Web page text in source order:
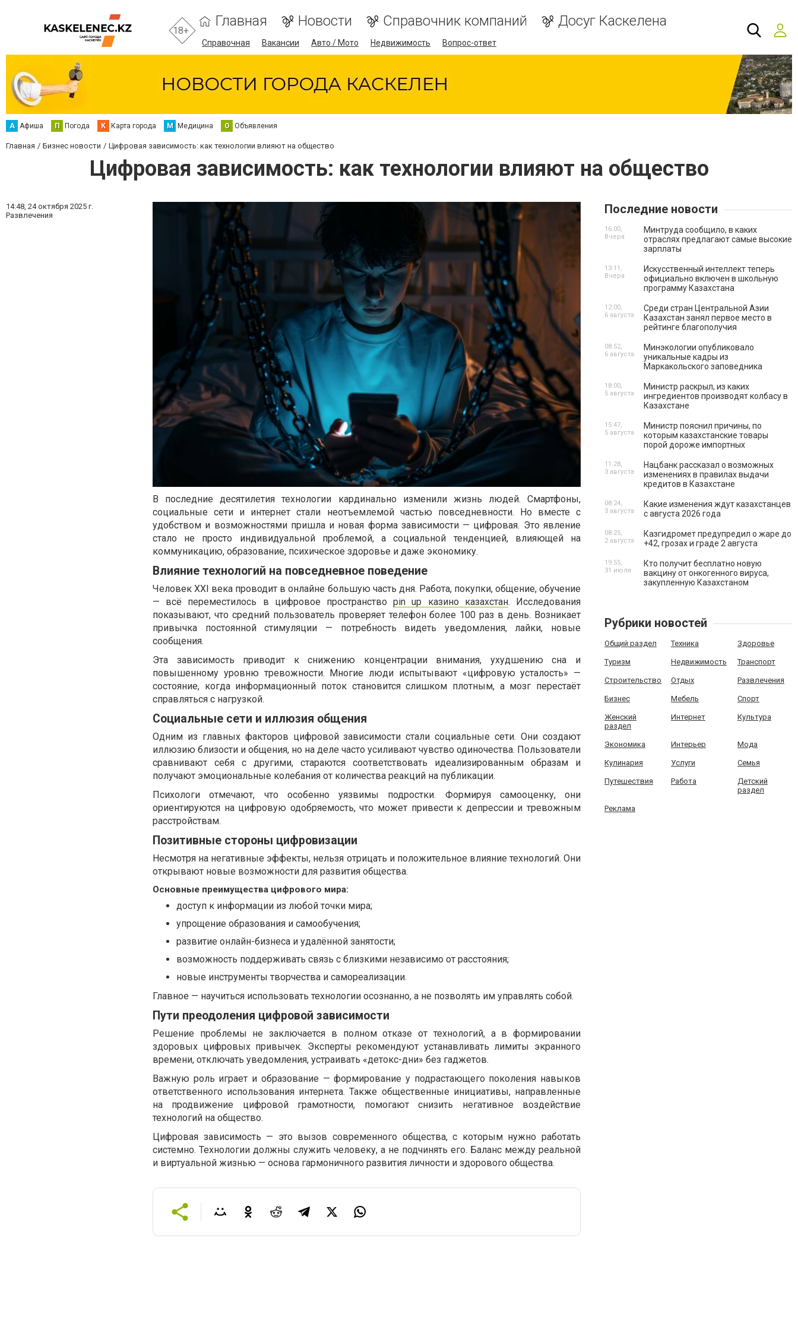
18+
Главная Новости Справочник компаний Досуг Каскелена
Справочная Вакансии Авто / Мото Недвижимость Вопрос-ответ
А Афиша П Погода К Карта города М Медицина О Объявления
Главная Бизнес новости Цифровая зависимость: как технологии влияют на общество
Цифровая зависимость: как технологии влияют на общество
14:48, 24 октября 2025 г.
Развлечения
В последние десятилетия технологии кардинально изменили жизнь людей. Смартфоны,
социальные сети и интернет стали неотъемлемой частью повседневности. Но вместе с
удобством и возможностями пришла и новая форма зависимости — цифровая. Это явление
стало не просто индивидуальной проблемой, а социальной тенденцией, влияющей на
коммуникацию, образование, психическое здоровье и даже экономику.
Влияние технологий на повседневное поведение
Человек XXI века проводит в онлайне большую часть дня. Работа, покупки, общение, обучение
— всё переместилось в цифровое пространствоpin up казино казахстан. Исследования
показывают, что средний пользователь проверяет телефон более 100 раз в день. Возникает
привычка постоянной стимуляции — потребность видеть уведомления, лайки, новые
сообщения.
Эта зависимость приводит к снижению концентрации внимания, ухудшению сна и
повышенному уровню тревожности. Многие люди испытывают «цифровую усталость» —
состояние, когда информационный поток становится слишком плотным, а мозг перестаёт
справляться с нагрузкой.
Социальные сети и иллюзия общения
Одним из главных факторов цифровой зависимости стали социальные сети. Они создают
иллюзию близости и общения, но на деле часто усиливают чувство одиночества. Пользователи
сравнивают себя с другими, стараются соответствовать идеализированным образам и
получают эмоциональные колебания от количества реакций на публикации.
Психологи отмечают, что особенно уязвимы подростки. Формируя самооценку, они
ориентируются на цифровую одобряемость, что может привести к депрессии и тревожным
расстройствам.
Позитивные стороны цифровизации
Несмотря на негативные эффекты, нельзя отрицать и положительное влияние технологий. Они
открывают новые возможности для развития общества.
Основные преимущества цифрового мира:
доступ к информации из любой точки мира;
упрощение образования и самообучения;
развитие онлайн-бизнеса и удалённой занятости;
возможность поддерживать связь с близкими независимо от расстояния;
новые инструменты творчества и самореализации.
Главное — научиться использовать технологии осознанно, а не позволять им управлять собой.
Пути преодоления цифровой зависимости
Решение проблемы не заключается в полном отказе от технологий, а в формировании
здоровых цифровых привычек. Эксперты рекомендуют устанавливать лимиты экранного
времени, отключать уведомления, устраивать «детокс-дни» без гаджетов.
Важную роль играет и образование — формирование у подрастающего поколения навыков
ответственного использования интернета. Также общественные инициативы, направленные
на продвижение цифровой грамотности, помогают снизить негативное воздействие
технологий на общество.
Цифровая зависимость — это вызов современного общества, с которым нужно работать
системно. Технологии должны служить человеку, а не подчинять его. Баланс между реальной
и виртуальной жизнью — основа гармоничного развития личности и здорового общества.
Последние новости
Минтруда сообщило, в каких
отраслях предлагают самые высокие
зарплаты
16:00,
Вчера
Искусственный интеллект теперь
официально включен в школьную
программу Казахстана
13:11,
Вчера
Среди стран Центральной Азии
Казахстан занял первое место в
рейтинге благополучия
12:00,
6 августа
Минэкологии опубликовало
уникальные кадры из
Маркакольского заповедника
08:52,
6 августа
Министр раскрыл, из каких
ингредиентов производят колбасу в
Казахстане
18:00,
5 августа
Министр пояснил причины, по
которым казахстанские товары
порой дороже импортных
15:47,
5 августа
Нацбанк рассказал о возможных
изменениях в правилах выдачи
кредитов в Казахстане
11:28,
3 августа
Какие изменения ждут казахстанцев
с августа 2026 года
08:24,
3 августа
Казгидромет предупредил о жаре до
+42, грозах и граде 2 августа
08:25,
2 августа
Кто получит бесплатно новую
вакцину от онкогенного вируса,
закупленную Казахстаном
19:55,
31 июля
Рубрики новостей
Общий раздел Техника Здоровье
Туризм Недвижимость Транспорт
Строительство Отдых Развлечения
Бизнес Мебель Спорт
Женский
раздел
Интернет Культура
Экономика Интерьер Мода
Кулинария Услуги Семья
Путешествия Работа
Детский
раздел
Реклама